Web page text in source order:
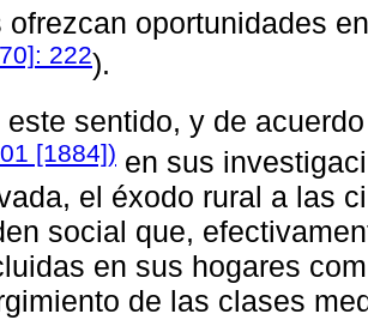
ofrezcan oportunidades
222).
este sentido, y de
[1884]) en sus
el éxodo rural a las
social que,
en sus hogares
de las clases